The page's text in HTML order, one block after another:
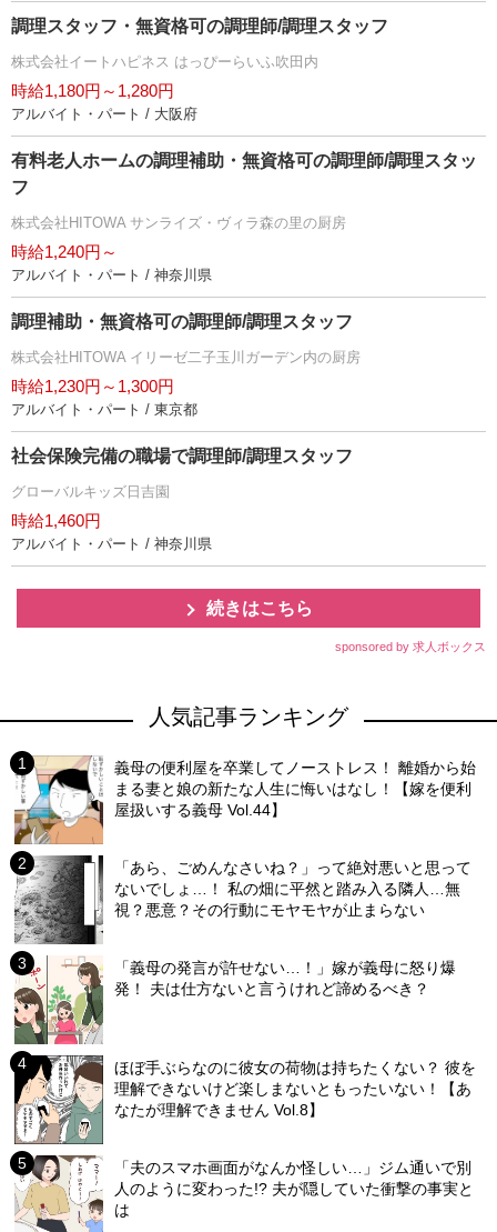
調理スタッフ・無資格可の調理師/調理スタッフ
株式会社イートハピネス はっぴーらいふ吹田内
時給1,180円～1,280円
アルバイト・パート / 大阪府
有料老人ホームの調理補助・無資格可の調理師/調理スタッ
フ
株式会社HITOWA サンライズ・ヴィラ森の里の厨房
時給1,240円～
アルバイト・パート / 神奈川県
調理補助・無資格可の調理師/調理スタッフ
株式会社HITOWA イリーゼ二子玉川ガーデン内の厨房
時給1,230円～1,300円
アルバイト・パート / 東京都
社会保険完備の職場で調理師/調理スタッフ
グローバルキッズ日吉園
時給1,460円
アルバイト・パート / 神奈川県
続きはこちら
sponsored by 求人ボックス
人気記事ランキング
義母の便利屋を卒業してノーストレス！ 離婚から始
まる妻と娘の新たな人生に悔いはなし！【嫁を便利
屋扱いする義母 Vol.44】
「あら、ごめんなさいね？」って絶対悪いと思って
ないでしょ…！ 私の畑に平然と踏み入る隣人…無
視？悪意？その行動にモヤモヤが止まらない
「義母の発言が許せない…！」嫁が義母に怒り爆
発！ 夫は仕方ないと言うけれど諦めるべき？
ほぼ手ぶらなのに彼女の荷物は持ちたくない？ 彼を
理解できないけど楽しまないともったいない！【あ
なたが理解できません Vol.8】
「夫のスマホ画面がなんか怪しい…」ジム通いで別
人のように変わった!? 夫が隠していた衝撃の事実と
は